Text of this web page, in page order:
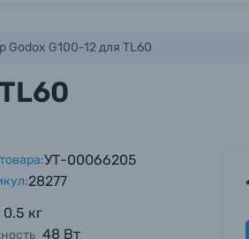
Godox G100-12 для TL60
УТ-00066205
28277
0.5 кг
48 Вт